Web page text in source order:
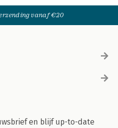
vanaf €20
en blijf up-to-date